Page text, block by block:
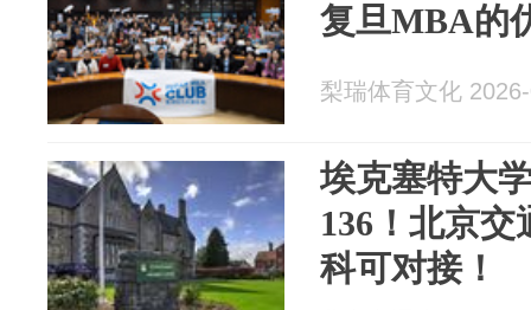
复旦MBA的
梨瑞体育文化
埃克塞特大
136！北京
科可对接！